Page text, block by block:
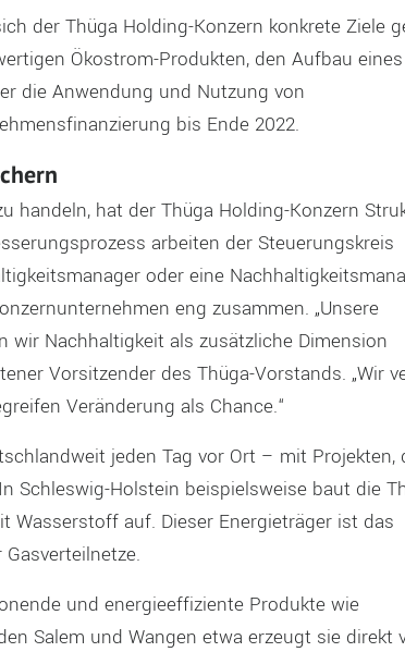
der Thüga Holding-Konzern konkrete Ziele
Ökostrom-Produkten, den Aufbau eines
die Anwendung und Nutzung von
bis Ende 2022.
handeln, hat der Thüga Holding-Konzern
arbeiten der Steuerungskreis
oder eine
eng zusammen. „Unsere
Nachhaltigkeit als zusätzliche Dimension
Vorsitzender des Thüga-Vorstands. „Wir
Veränderung als Chance.“
jeden Tag vor Ort – mit Projekten,
Schleswig-Holstein beispielsweise baut die
Wasserstoff auf. Dieser Energieträger ist das
und energieeffiziente Produkte wie
Salem und Wangen etwa erzeugt sie direkt